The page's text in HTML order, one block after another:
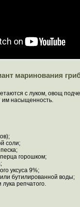
маринования
с луком, овощ
им насыщенность.
соли;
горошком;
уксуса 9%;
бутилированной воды;
лука репчатого.